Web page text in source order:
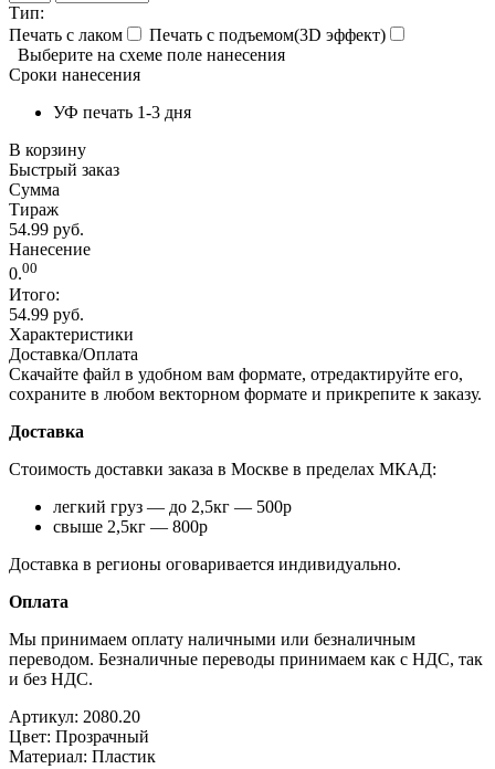
Тип:
Печать с лаком
Печать с подъемом(3D эффект)
Выберите на схеме поле нанесения
Сроки нанесения
УФ печать 1-3 дня
В корзину
Быстрый заказ
Сумма
Тираж
54.99 руб.
Нанесение
0.00
Итого:
54.99 руб.
Характеристики
Доставка/Оплата
Скачайте файл в удобном вам формате, отредактируйте его,
сохраните в любом векторном формате и прикрепите к заказу.
Доставка
Стоимость доставки заказа в Москве в пределах МКАД:
легкий груз — до 2,5кг — 500р
свыше 2,5кг — 800р
Доставка в регионы оговаривается индивидуально.
Оплата
Мы принимаем оплату наличными или безналичным
переводом. Безналичные переводы принимаем как с НДС, так
и без НДС.
Артикул: 2080.20
Цвет: Прозрачный
Материал: Пластик